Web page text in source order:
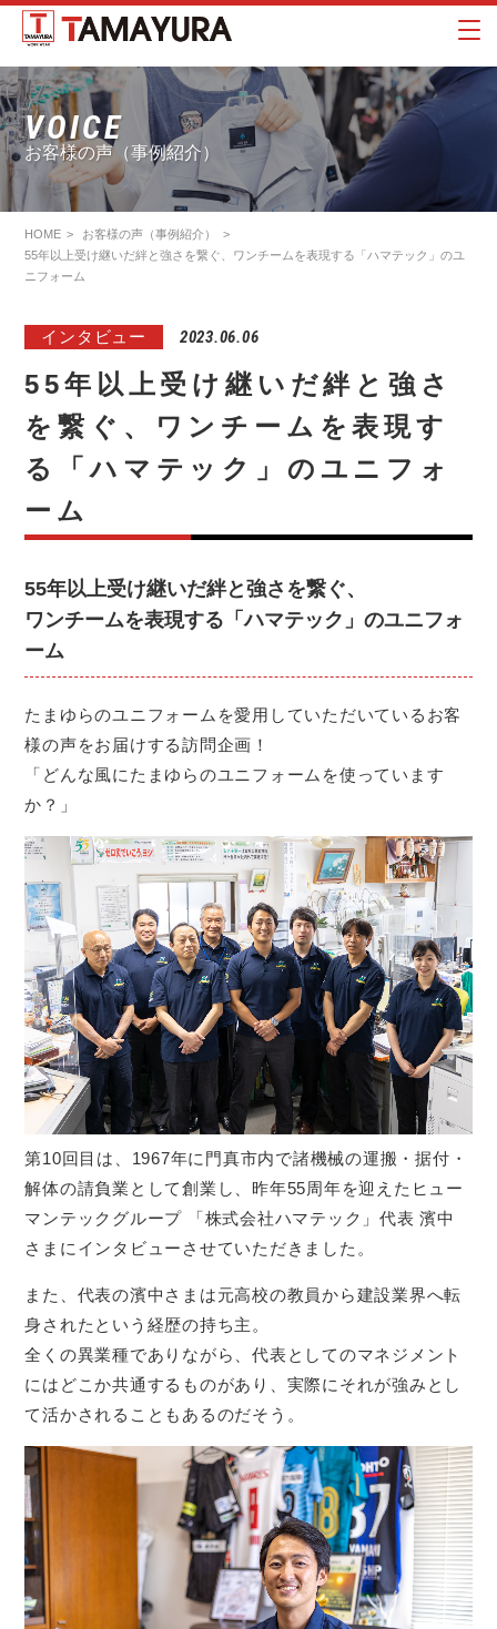
VOICE
お客様の声（事例紹介）
HOME
お客様の声（事例紹介）
55年以上受け継いだ絆と強さを繋ぐ、ワンチームを表現する「ハマテック」のユ
ニフォーム
インタビュー 2023.06.06
55年以上受け継いだ絆と強さ
を繋ぐ、ワンチームを表現す
る「ハマテック」のユニフォ
ーム
55年以上受け継いだ絆と強さを繋ぐ、
ワンチームを表現する「ハマテック」のユニフォ
ーム
たまゆらのユニフォームを愛用していただいているお客
様の声をお届けする訪問企画！
「どんな風にたまゆらのユニフォームを使っています
か？」
第10回目は、1967年に門真市内で諸機械の運搬・据付・
解体の請負業として創業し、昨年55周年を迎えたヒュー
マンテックグループ 「株式会社ハマテック」代表 濱中
さまにインタビューさせていただきました。
また、代表の濱中さまは元高校の教員から建設業界へ転
身されたという経歴の持ち主。
全くの異業種でありながら、代表としてのマネジメント
にはどこか共通するものがあり、実際にそれが強みとし
て活かされることもあるのだそう。